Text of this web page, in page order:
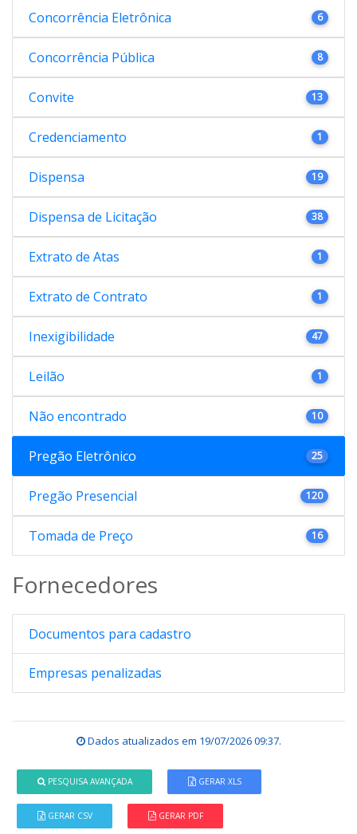
Concorrência Eletrônica 6
Concorrência Pública 8
Convite 13
Credenciamento 1
Dispensa 19
Dispensa de Licitação 38
Extrato de Atas 1
Extrato de Contrato 1
Inexigibilidade 47
Leilão 1
Não encontrado 10
Pregão Eletrônico 25
Pregão Presencial 120
Tomada de Preço 16
Fornecedores
Documentos para cadastro
Empresas penalizadas
Dados atualizados em 19/07/2026 09:37.
PESQUISA AVANÇADA GERAR XLS
GERAR CSV GERAR PDF